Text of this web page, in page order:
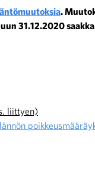
.
31.12.2020
liittyen)